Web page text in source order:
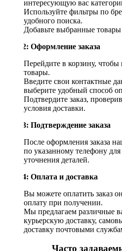
интересующую вас
Используйте фильтры по
удобного поиска.
Добавьте выбранные
Шаг 2: Оформление заказа
Перейдите в корзину,
товары.
Введите свои контактные
выберите удобный способ
Подтвердите заказ,
условия доставки.
Шаг 3: Подтверждение заказа
После оформления заказа
по указанному телефону
уточнения деталей.
Шаг 4: Оплата и доставка
Вы можете оплатить заказ
оплату при получении.
Мы предлагаем различные
курьерскую доставку,
доставку почтовыми
Часто